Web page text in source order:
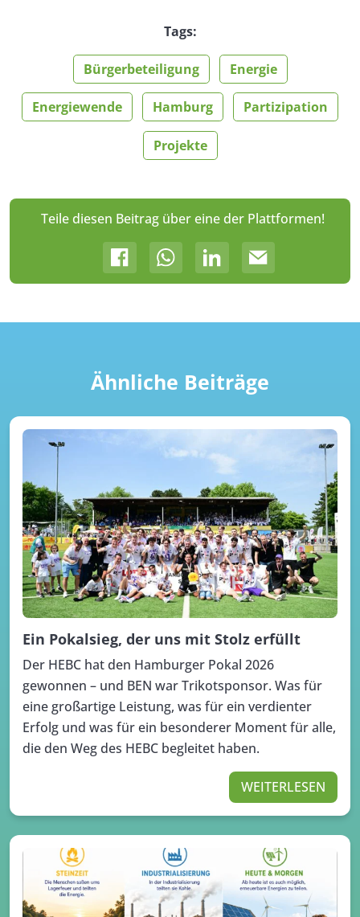
Tags:
Bürgerbeteiligung Energie
Energiewende Hamburg Partizipation
Projekte
Teile diesen Beitrag über eine der Plattformen!
Ähnliche Beiträge
Ein Pokalsieg, der uns mit Stolz erfüllt
Der HEBC hat den Hamburger Pokal 2026
gewonnen – und BEN war Trikotsponsor. Was für
eine großartige Leistung, was für ein verdienter
Erfolg und was für ein besonderer Moment für alle,
die den Weg des HEBC begleitet haben.
WEITERLESEN